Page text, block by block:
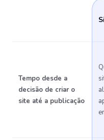
Tempo desde a
decisão de criar o
site até a publicação